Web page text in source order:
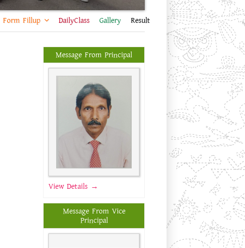
Form Fillup DailyClass Gallery Result
Message From Principal
View Details →
Message From Vice
Principal